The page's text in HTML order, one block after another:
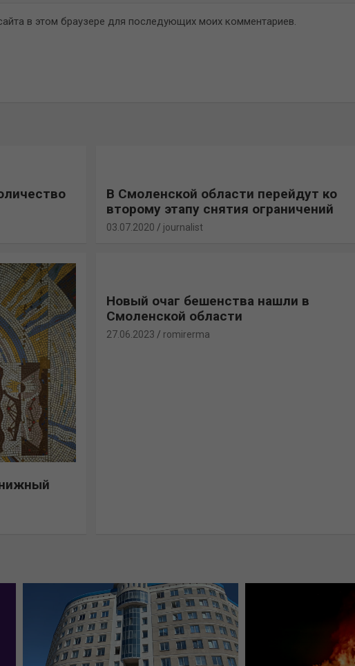
в этом браузере для последующих моих комментариев.
В Смоленской области перейдут ко
второму этапу снятия ограничений
03.07.2020 journalist
Новый очаг бешенства нашли в
Смоленской области
27.06.2023 romirerma